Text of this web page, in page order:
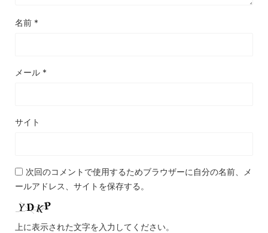
名前 *
メール *
サイト
次回のコメントで使用するためブラウザーに自分の名前、メ
ールアドレス、サイトを保存する。
上に表示された文字を入力してください。